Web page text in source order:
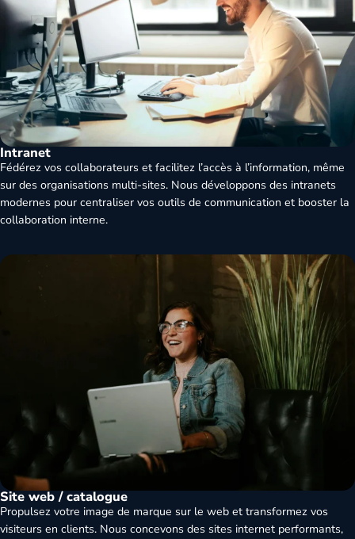
Intranet
Fédérez vos collaborateurs et facilitez l’accès à l’information, même
sur des organisations multi-sites. Nous développons des intranets
modernes pour centraliser vos outils de communication et booster la
collaboration interne.
Site web / catalogue
Propulsez votre image de marque sur le web et transformez vos
visiteurs en clients. Nous concevons des sites internet performants,